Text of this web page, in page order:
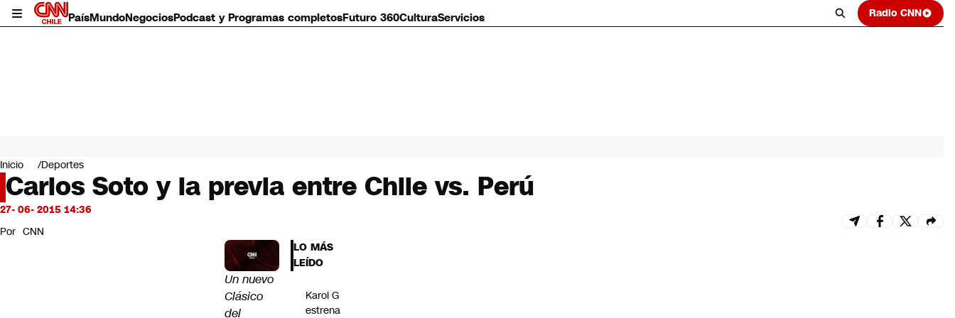
PaísMundoNegociosPodcast y Programas completosFuturo 360CulturaServicios Radio CNN
Mundo
Negocios
Deportes
Programas completos
Servicios
Inicio Deportes
Carlos Soto y la previa entre Chile vs. Perú
27- 06- 2015 14:36
Por CNN
Un nuevo
Clásico
del
LO MÁS
LEÍDO
Karol G
estrena